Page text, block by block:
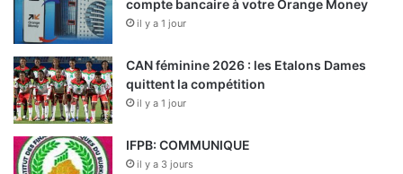
compte bancaire à votre Orange Money
il y a 1 jour
CAN féminine 2026 : les Etalons Dames
quittent la compétition
il y a 1 jour
IFPB: COMMUNIQUE
il y a 3 jours